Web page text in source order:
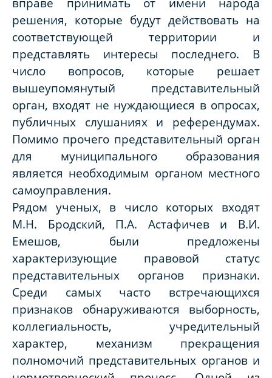
решения, которые будут действовать на
соответствующей территории и
представлять интересы последнего. В
число вопросов, которые решает
вышеупомянутый представительный
орган, входят не нуждающиеся в опросах,
публичных слушаниях и референдумах.
Помимо прочего представительный орган
для муниципального образования
является необходимым органом местного
самоуправления.
Рядом ученых, в число которых входят
М.Н. Бродский, П.А. Астафичев и В.И.
Емешов, были предложены
характеризующие правовой статус
представительных органов признаки.
Среди самых часто встречающихся
признаков обнаруживаются выборность,
коллегиальность, учредительный
характер, механизм прекращения
полномочий представительных органов и